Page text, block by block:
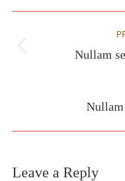
navigation
Nullam
Leave a Reply